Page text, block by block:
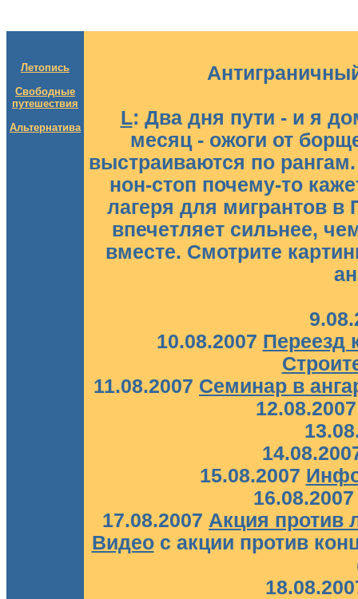
Летопись
Свободные
путешествия
Альтернатива
L: Два дня пути - и я
месяц - ожоги от
выстраиваются по
нон-стоп почему-то
лагеря для мигрантов в
впечетляет сильнее,
вместе. Смотрите
10.08.2007 Переезд
11.08.2007 Семинар в
15.08.2007
17.08.2007 Акция против
Видеос акции против